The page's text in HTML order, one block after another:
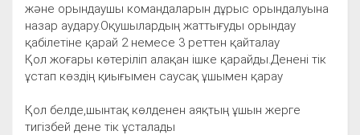
және орындаушы командаларын дұрыс орындалуына
назар аудару.Оқушылардың жаттығуды орындау
қабілетіне қарай 2 немесе 3 реттен қайталау
Қол жоғары көтеріліп алақан ішке қарайды.Денені тік
ұстап көздің қиығымен саусақ ұшымен қарау
Қол белде,шынтақ көлденен аяқтың ұшын жерге
тигізбей дене тік ұсталады